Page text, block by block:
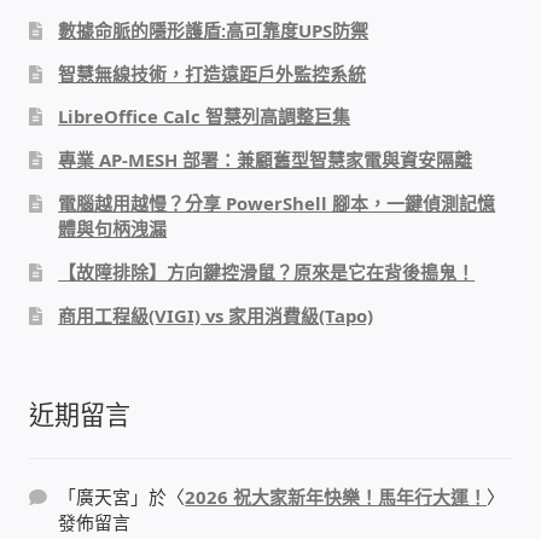
鎧鋒企業(KCA)智能監視系統
太陽能系統監視器
監視器 信和 TBC 固定IP
監視器RS485開門開鐵門開燈開保全
監控健檢‧舊換新專案
監控安防 工具 軟體 手冊
電話總機 對講機
數據命脈的隱形護盾:高可靠度UPS防禦
智慧無線技術，打造遠距戶外監控系統
LibreOffice Calc 智慧列高調整巨集
專業 AP-MESH 部署：兼顧舊型智慧家電與資安隔離
電腦越用越慢？分享 PowerShell 腳本，一鍵偵測記憶
體與句柄洩漏
【故障排除】方向鍵控滑鼠？原來是它在背後搗鬼！
商用工程級(VIGI) vs 家用消費級(Tapo)
近期留言
「廣天宮 」於〈2026 祝大家新年快樂！馬年行大運！ 〉
發佈留言